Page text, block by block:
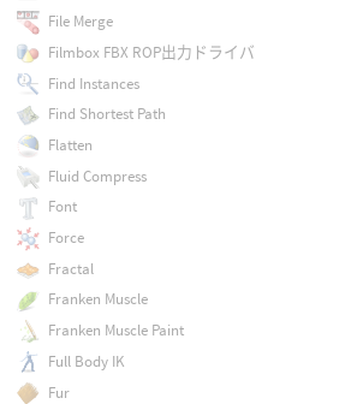
File Merge
Filmbox FBX ROP出力ドライバ
Find Instances
Find Shortest Path
Flatten
Fluid Compress
Font
Force
Fractal
Franken Muscle
Franken Muscle Paint
Full Body IK
Fur